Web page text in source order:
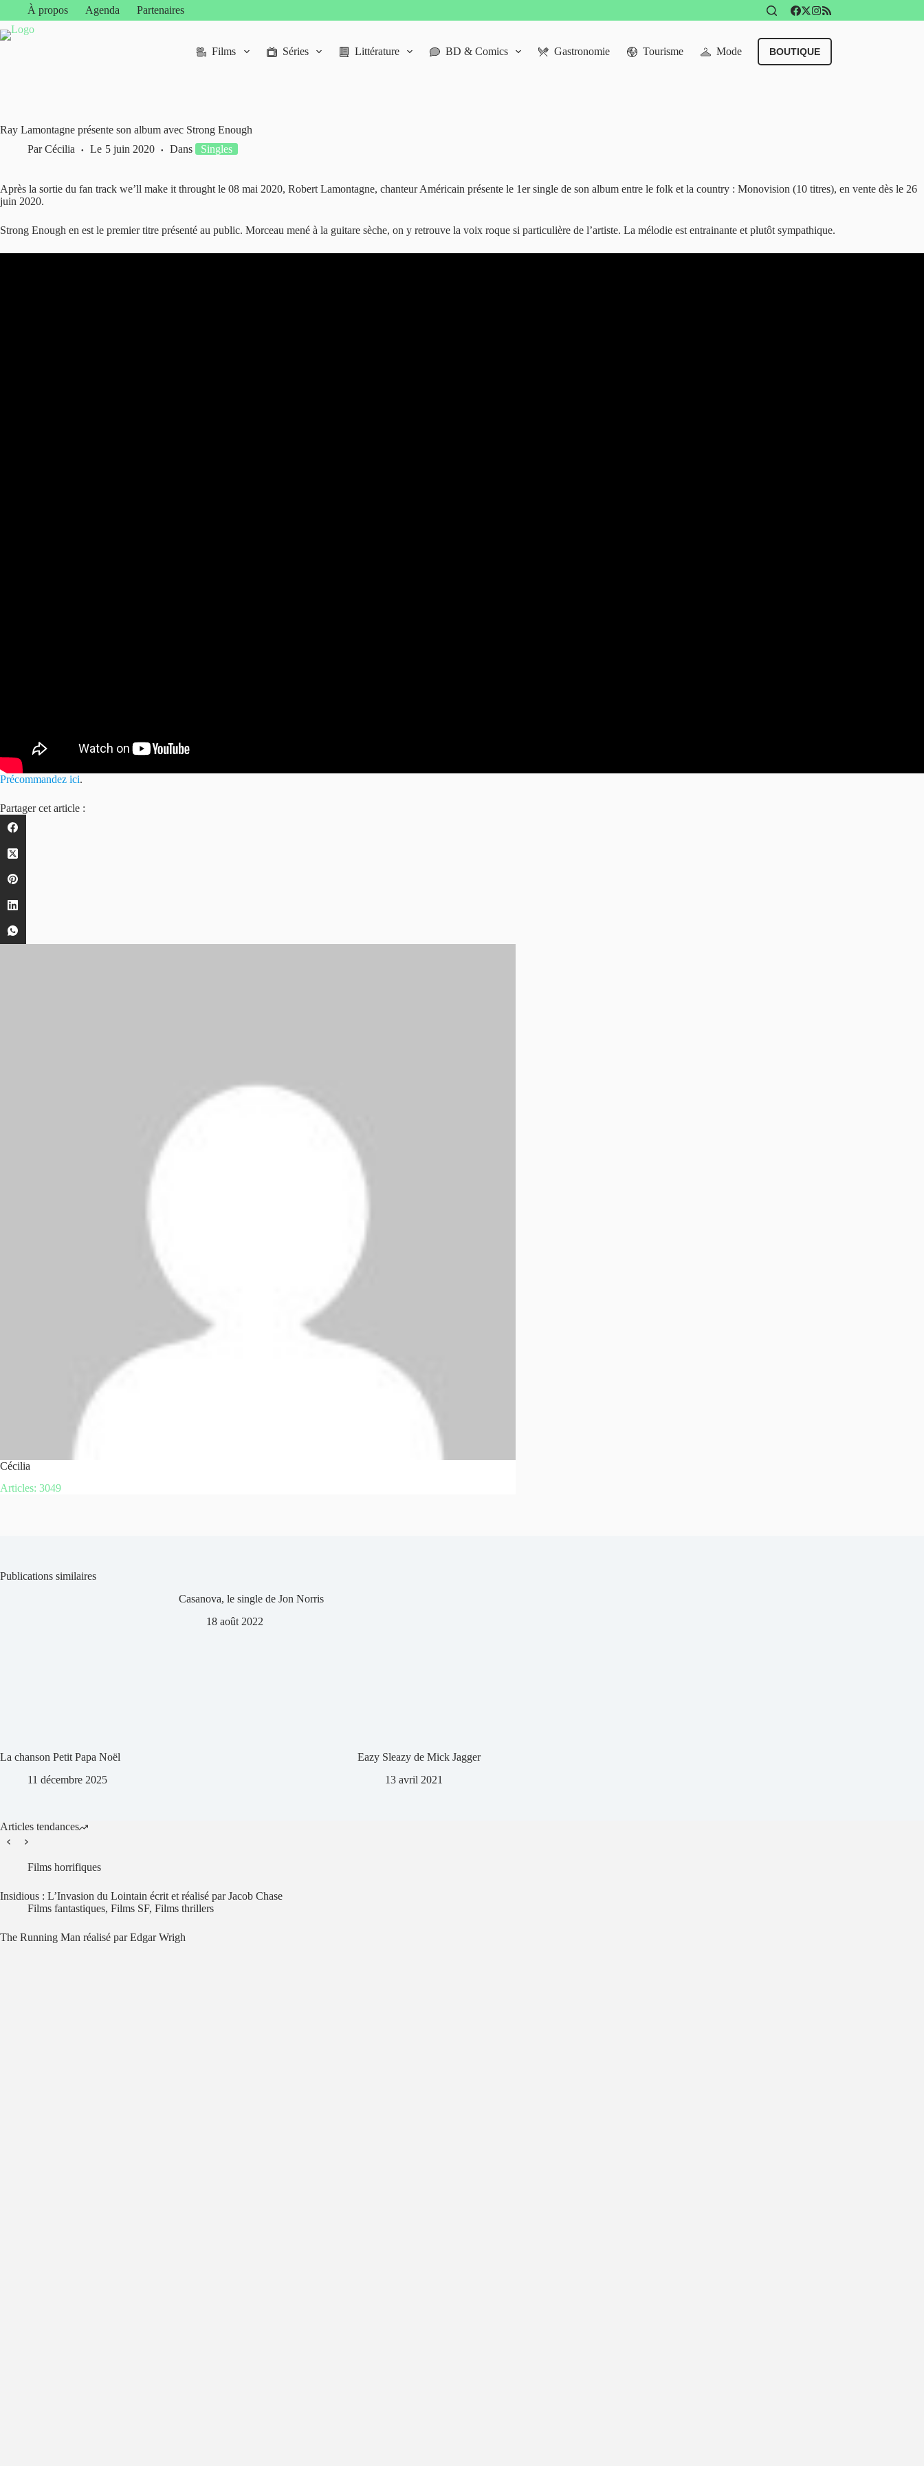
contenu
À propos Agenda Partenaires
Films Séries Littérature BD & Comics Gastronomie Tourisme Mode BOUTIQUE
Ray Lamontagne présente son album avec Strong Enough
Par Cécilia Le 5 juin 2020 Dans Singles
Après la sortie du fan track we’ll make it throught le 08 mai 2020, Robert Lamontagne, chanteur Américain présente le 1er single de son album entre le folk et la country : Monovision (10 titres), en vente dès le 26
juin 2020.
Strong Enough en est le premier titre présenté au public. Morceau mené à la guitare sèche, on y retrouve la voix roque si particulière de l’artiste. La mélodie est entrainante et plutôt sympathique.
Précommandez ici.
Partager cet article :
Cécilia
Articles: 3049
Publications similaires
La chanson Petit Papa Noël
11 décembre 2025
Casanova, le single de Jon Norris
18 août 2022
Eazy Sleazy de Mick Jagger
13 avril 2021
Articles tendances
Films horrifiques
Insidious : L’Invasion du Lointain écrit et réalisé par Jacob Chase
Films fantastiques, Films SF, Films thrillers
The Running Man réalisé par Edgar Wrigh